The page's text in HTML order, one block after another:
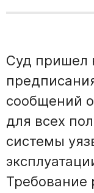
Суд пришел
сообщений
для всех
системы
Требование